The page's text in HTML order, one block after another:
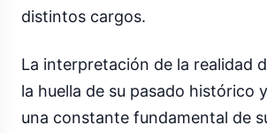
distintos cargos.
La interpretación de la realidad
la huella de su pasado histórico
una constante fundamental de